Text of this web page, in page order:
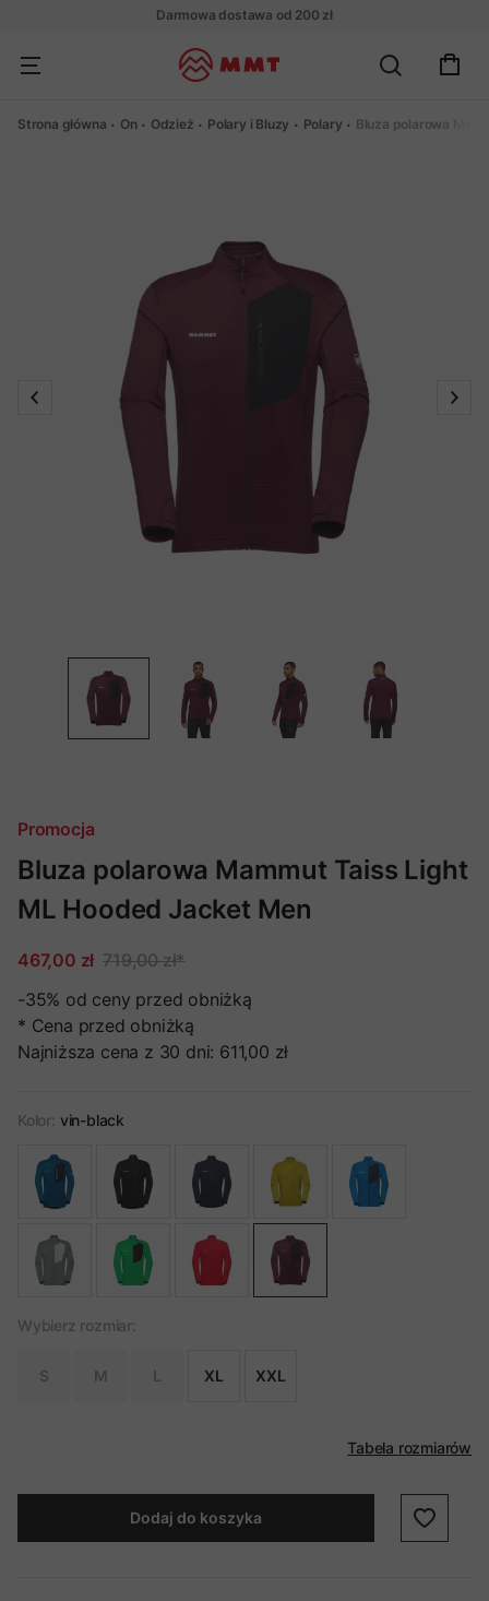
Darmowa dostawa od 200 zł
Strona główna On Odzież Polary i Bluzy Polary Bluza polarowa
Promocja
Bluza polarowa Mammut Taiss Light
ML Hooded Jacket Men
467,00 zł 719,00 zł*
-35% od ceny przed obniżką
* Cena przed obniżką
Najniższa cena z 30 dni: 611,00 zł
Kolor: vin-black
Wybierz rozmiar:
S M L XL XXL
Tabela rozmiarów
Dodaj do koszyka